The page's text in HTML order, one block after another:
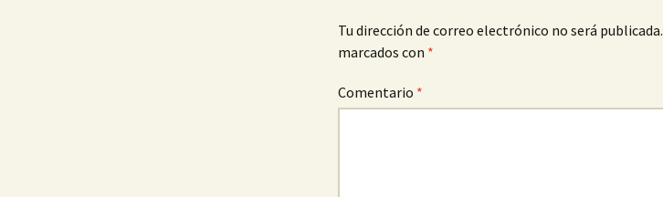
Tu dirección de correo electrónico no será publicada.
marcados con *
Comentario *